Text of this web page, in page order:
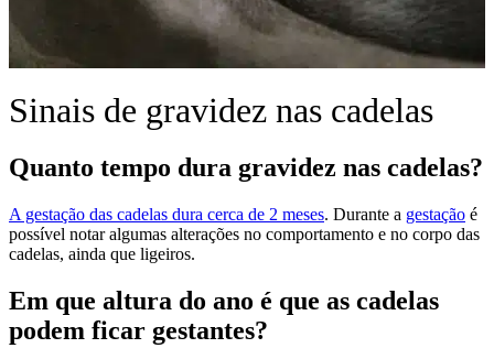
Sinais de gravidez nas cadelas
Quanto tempo dura gravidez nas cadelas?
A gestação das cadelas dura cerca de 2 meses. Durante a gestação é
possível notar algumas alterações no comportamento e no corpo das
cadelas, ainda que ligeiros.
Em que altura do ano é que as cadelas
podem ficar gestantes?